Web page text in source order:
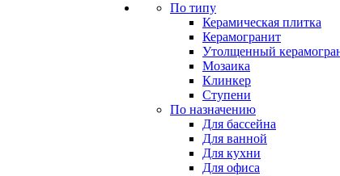
По типу
Керамическая плитка
Керамогранит
Утолщенный
Мозаика
Клинкер
Ступени
По назначению
Для бассейна
Для ванной
Для кухни
Для офиса